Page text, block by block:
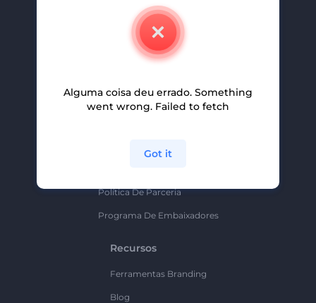
Contate-Nos
Carreiras
Programa De Afiliados
Política De Parceria
Programa De Embaixadores
Recursos
Ferramentas Branding
Blog
Alguma coisa deu errado. Something
went wrong. Failed to fetch
Got it